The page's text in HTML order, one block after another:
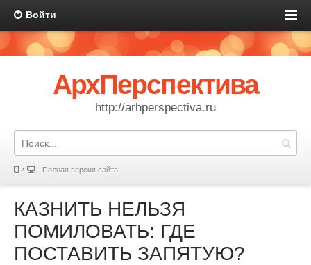
Войти
АрхПерспектива
http://arhperspectiva.ru
Полная версия сайта
КАЗНИТЬ НЕЛЬЗЯ
ПОМИЛОВАТЬ: ГДЕ
ПОСТАВИТЬ ЗАПЯТУЮ?